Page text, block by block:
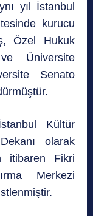
yıl İstanbul
kurucu
Özel Hukuk
Üniversite
Senato
Kültür
olarak
itibaren Fikri
Merkezi